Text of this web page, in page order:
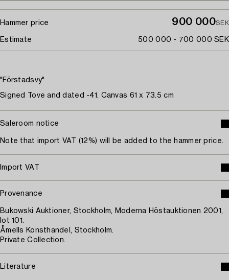
Hammer price 900 000SEK
Estimate 500 000 - 700 000 SEK
"Förstadsvy"
Signed Tove and dated -41. Canvas 61 x 73.5 cm
Saleroom notice
Note that import VAT (12%) will be added to the hammer price.
Import VAT
Provenance
Bukowski Auktioner, Stockholm, Moderna Höstauktionen 2001,
lot 101.
Åmells Konsthandel, Stockholm.
Private Collection.
Literature